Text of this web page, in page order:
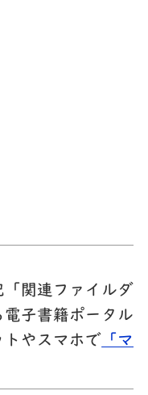
「関連ファイルダ
子書籍ポータル
やスマホで
「マ